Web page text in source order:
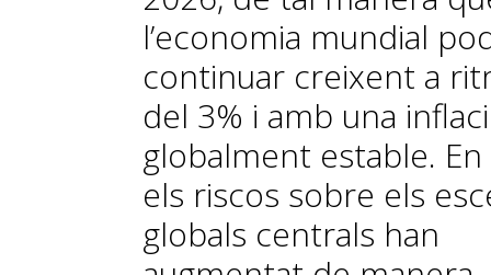
l’economia mundial
continuar creixent a
del 3% i amb una
globalment estable. En
els riscos sobre els
globals centrals han